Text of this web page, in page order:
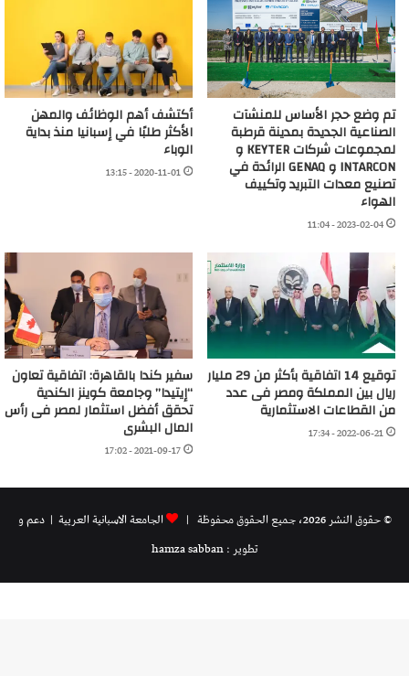
تم وضع حجر الأساس للمنشآت
الصناعية الجديدة بمدينة قرطبة
لمجموعات شركات KEYTER و
INTARCON و GENAQ الرائدة في
تصنيع معدات التبريد وتكييف
الهواء
2023-02-04 - 11:04
أكتشف أهم الوظائف والمهن
الأكثر طلبًا في إسبانيا منذ بداية
الوباء
2020-11-01 - 13:15
توقيع 14 اتفاقية بأكثر من 29 مليار
ريال بين المملكة ومصر فى عدد
من القطاعات الاستثمارية
2022-06-21 - 17:34
سفير كندا بالقاهرة: اتفاقية تعاون
“إيتيدا” وجامعة كوينز الكندية
تحقق أفضل استثمار لمصر فى رأس
المال البشرى
2021-09-17 - 17:02
© حقوق النشر 2026، جميع الحقوق محفوظة | الجامعة الاسبانية العريية | دعم و
تطوير : hamza sabban